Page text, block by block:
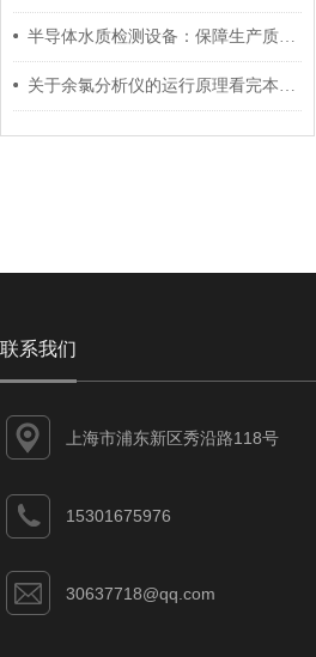
半导体水质检测设备：保障生产质量的利器
关于余氯分析仪的运行原理看完本篇你就知道了
联系我们
上海市浦东新区秀沿路118号
15301675976
30637718@qq.com